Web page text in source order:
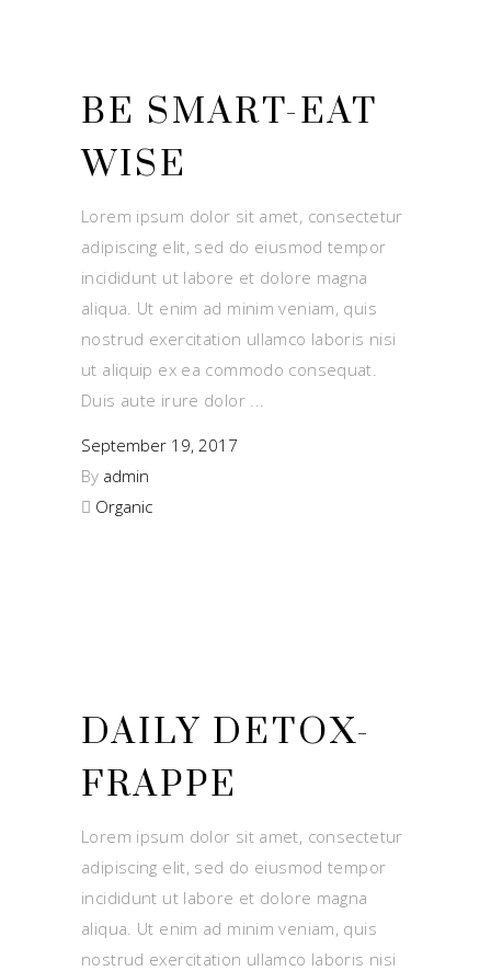
BE SMART-EAT
WISE
Lorem ipsum dolor sit amet, consectetur
adipiscing elit, sed do eiusmod tempor
incididunt ut labore et dolore magna
aliqua. Ut enim ad minim veniam, quis
nostrud exercitation ullamco laboris nisi
ut aliquip ex ea commodo consequat.
Duis aute irure dolor
September 19, 2017
By admin
Organic
DAILY DETOX-
FRAPPE
Lorem ipsum dolor sit amet, consectetur
adipiscing elit, sed do eiusmod tempor
incididunt ut labore et dolore magna
aliqua. Ut enim ad minim veniam, quis
nostrud exercitation ullamco laboris nisi